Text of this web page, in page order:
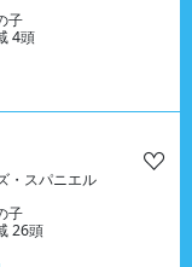
子
4頭
・スパニエル
子
26頭